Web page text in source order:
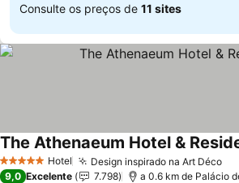
Consulte os preços de 11 sites
5 Estrelas Hotel Design inspirado na Art Déco
The Athenaeum Hotel &
9,0 Excelente 7.798 a 0.6 km de Palácio